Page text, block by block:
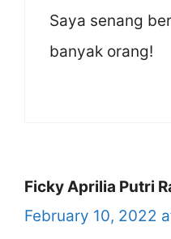
Saya senang
banyak orang!
Ficky Aprilia Putri
February 10, 2022